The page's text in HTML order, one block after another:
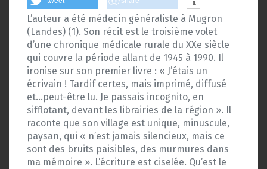
L’auteur a été médecin généraliste à Mugron
(Landes) (1). Son récit est le troisième volet
d’une chronique médicale rurale du XXe siècle
qui couvre la période allant de 1945 à 1990. Il
ironise sur son premier livre : « J’étais un
écrivain ! Tardif certes, mais imprimé, diffusé
et…peut-être lu. Je passais incognito, en
sifflotant, devant les librairies de la région ». Il
raconte que son village est unique, minuscule,
paysan, qui « n’est jamais silencieux, mais ce
sont des bruits paisibles, des murmures dans
ma mémoire ». L’écriture est ciselée. Qu’est le